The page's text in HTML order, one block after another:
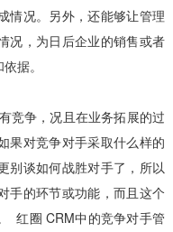
情况。另外，还能够让管理
况，为日后企业的销售或者
据。
竞争，况且在业务拓展的过
果对竞争对手采取什么样的
别谈如何战胜对手了，所以
手的环节或功能，而且这个
红圈 CRM中的竞争对手管